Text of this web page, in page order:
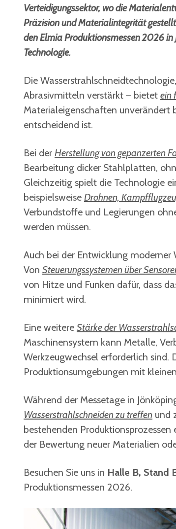
Verteidigungssektor, wo die
Präzision und Materialintegrität
den Elmia Produktionsmessen 2026 in
Technologie.
Die
Abrasivmitteln verstärkt – bietet ein
Materialeigenschaften unverändert
entscheidend ist.
Bei der Herstellung von gepanzerten
Bearbeitung dicker Stahlplatten,
Gleichzeitig spielt die Technologie
beispielsweise Drohnen,
Verbundstoffe und Legierungen
werden müssen.
Auch bei der Entwicklung
Von Steuerungssystemen über
von Hitze und Funken dafür, dass
minimiert wird.
Eine weitere Stärke der
Maschinensystem kann Metalle,
Werkzeugwechsel erforderlich
Produktionsumgebungen mit
Während der Messetage in
Wasserstrahlschneiden zu treffen und
bestehenden
der Bewertung neuer Materialien
Besuchen Sie uns in Halle B, Stand
Produktionsmessen 2026.